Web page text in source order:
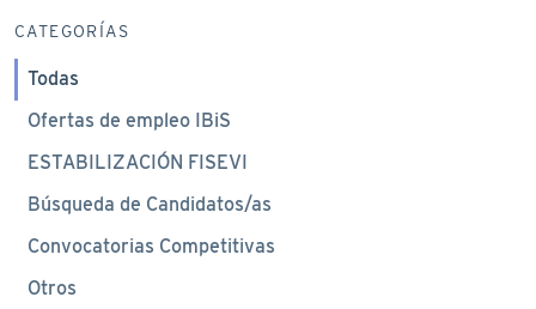
CATEGORÍAS
Todas
Ofertas de empleo IBiS
ESTABILIZACIÓN FISEVI
Búsqueda de Candidatos/as
Convocatorias Competitivas
Otros